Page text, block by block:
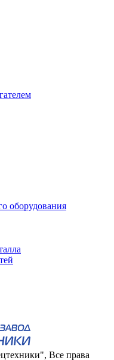
оборудования
, Все права